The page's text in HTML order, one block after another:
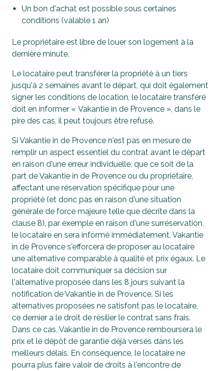
Un bon d'achat est possible sous certaines
conditions (valable 1 an)
Le propriétaire est libre de louer son logement à la
dernière minute.
Le locataire peut transférer la propriété à un tiers
jusqu'à 2 semaines avant le départ, qui doit également
signer les conditions de location, le locataire transféré
doit en informer « Vakantie in de Provence », dans le
pire des cas, il peut toujours être refusé.
Si Vakantie in de Provence n'est pas en mesure de
remplir un aspect essentiel du contrat avant le départ
en raison d'une erreur individuelle, que ce soit de la
part de Vakantie in de Provence ou du propriétaire,
affectant une réservation spécifique pour une
propriété (et donc pas en raison d'une situation
générale de force majeure telle que décrite dans la
clause 8), par exemple en raison d'une surréservation,
le locataire en sera informé immédiatement. Vakantie
in de Provence s'efforcera de proposer au locataire
une alternative comparable à qualité et prix égaux. Le
locataire doit communiquer sa décision sur
l'alternative proposée dans les 8 jours suivant la
notification de Vakantie in de Provence. Si les
alternatives proposées ne satisfont pas le locataire,
ce dernier a le droit de résilier le contrat sans frais.
Dans ce cas, Vakantie in de Provence remboursera le
prix et le dépôt de garantie déjà versés dans les
meilleurs délais. En conséquence, le locataire ne
pourra plus faire valoir de droits à l'encontre de